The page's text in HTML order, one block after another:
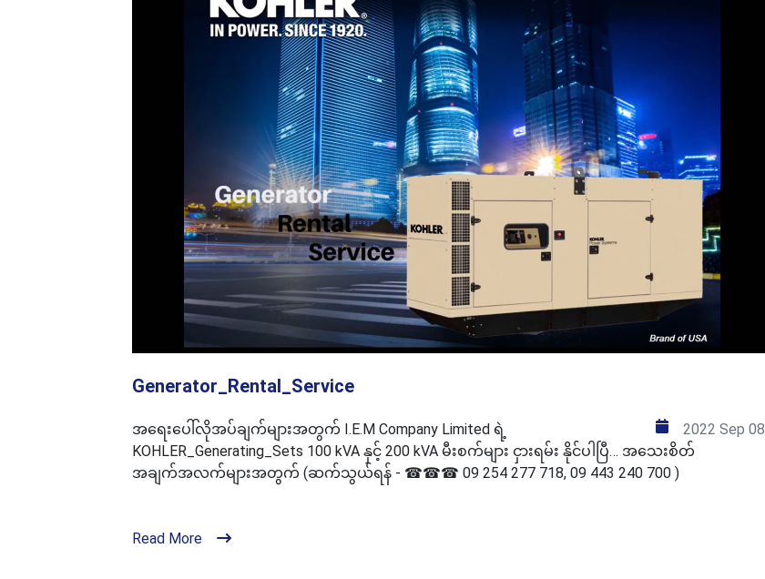
Generator_Rental_Service
2022 Sep 08
အရေးပေါ်လိုအပ်ချက်များအတွက် I.E.M Company Limited ရဲ့
KOHLER_Generating_Sets 100 kVA နှင့် 200 kVA မီးစက်များ ငှားရမ်း နိုင်ပါပြီ… အသေးစိတ်
အချက်အလက်များအတွက် (ဆက်သွယ်ရန် - ☎☎☎ 09 254 277 718, 09 443 240 700 )
Read More